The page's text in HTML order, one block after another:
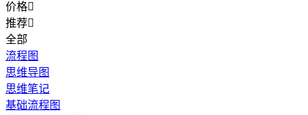
价格
推荐
全部
流程图
思维导图
思维笔记
基础流程图